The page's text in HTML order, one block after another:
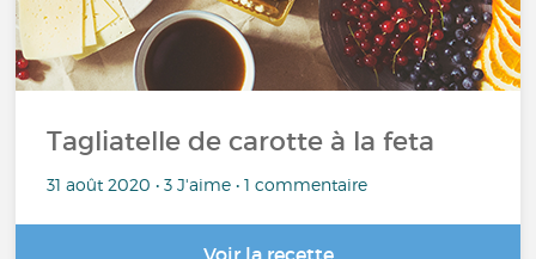
Tagliatelle de carotte à la feta
31 août 2020 • 3 J'aime • 1 commentaire
Voir la recette